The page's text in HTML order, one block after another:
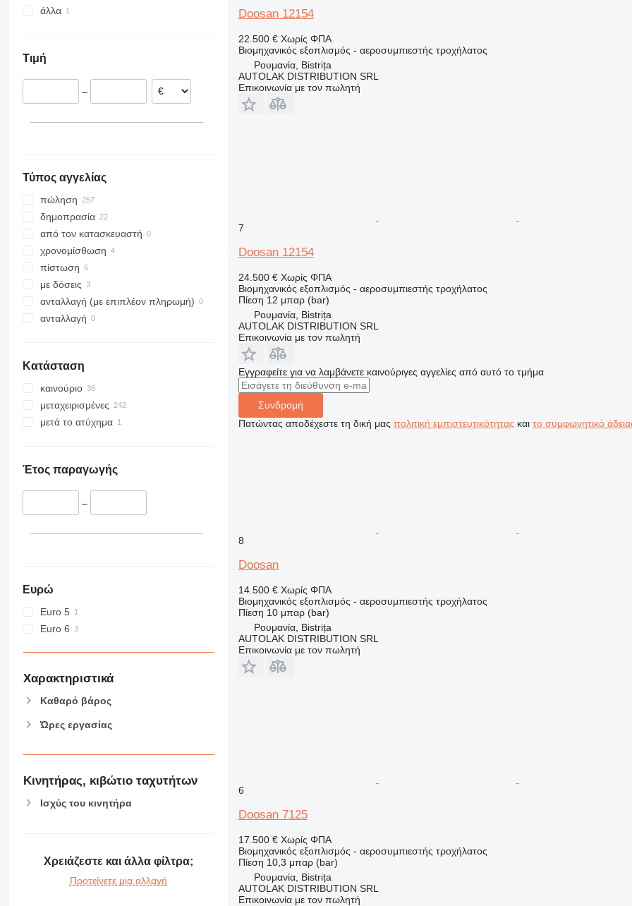
ZT
Γαλλία
Ισπανία
άλλα
Τιμή
–
Τύπος αγγελίας
πώληση
δημοπρασία
από τον κατασκευαστή
χρονομίσθωση
πίστωση
με δόσεις
ανταλλαγή (με επιπλέον πληρωμή)
ανταλλαγή
Κατάσταση
καινούριο
μεταχειρισμένες
μετά το ατύχημα
Έτος παραγωγής
–
Ευρώ
Euro 5
Euro 6
Χαρακτηριστικά
Καθαρό βάρος
Ώρες εργασίας
Κινητήρας, κιβώτιο ταχυτήτων
Ισχύς του κινητήρα
Χρειάζεστε και άλλα φίλτρα;
Προτείνετε μια αλλαγή
Doosan 12154
22.500 € Χωρίς ΦΠΑ
Βιομηχανικός εξοπλισμός - αεροσυμπιεστής τροχήλατος
Ρουμανία, Bistrița
AUTOLAK DISTRIBUTION SRL
Επικοινωνία με τον πωλητή
7
Doosan 12154
24.500 € Χωρίς ΦΠΑ
Βιομηχανικός εξοπλισμός - αεροσυμπιεστής τροχήλατος
Πίεση 12 μπαρ (bar)
Ρουμανία, Bistrița
AUTOLAK DISTRIBUTION SRL
Επικοινωνία με τον πωλητή
Εγγραφείτε για να λαμβάνετε καινούριγες αγγελίες από αυτό το τμήμα
Συνδρομή
Πατώντας αποδέχεστε τη δική μας πολιτική εμπιστευτικότητας και το συμφωνητικό
8
Doosan
14.500 € Χωρίς ΦΠΑ
Βιομηχανικός εξοπλισμός - αεροσυμπιεστής τροχήλατος
Πίεση 10 μπαρ (bar)
Ρουμανία, Bistrița
AUTOLAK DISTRIBUTION SRL
Επικοινωνία με τον πωλητή
6
Doosan 7125
17.500 € Χωρίς ΦΠΑ
Βιομηχανικός εξοπλισμός - αεροσυμπιεστής τροχήλατος
Πίεση 10,3 μπαρ (bar)
Ρουμανία, Bistrița
AUTOLAK DISTRIBUTION SRL
Επικοινωνία με τον πωλητή